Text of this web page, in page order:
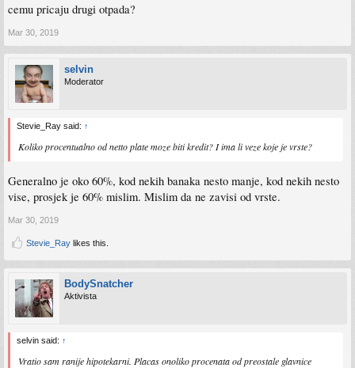
cemu pricaju drugi otpada?
Mar 30, 2019
selvin
Moderator
Stevie_Ray said: ↑
Koliko procentualno od netto plate moze biti kredit? I ima li veze koje je vrste?
Generalno je oko 60%, kod nekih banaka nesto manje, kod nekih nesto
vise, prosjek je 60% mislim. Mislim da ne zavisi od vrste.
Mar 30, 2019
Stevie_Ray likes this.
BodySnatcher
Aktivista
selvin said: ↑
Vratio sam ranije hipotekarni. Placas onoliko procenata od preostale glavnice